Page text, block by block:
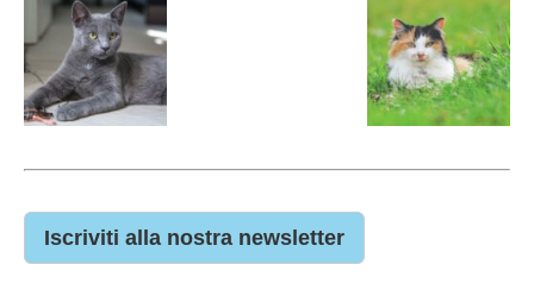
Iscriviti alla nostra newsletter